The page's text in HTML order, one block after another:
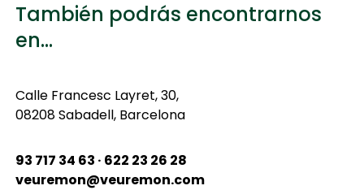
También podrás encontrarnos
en...
CalleFrancesc Layret, 30,
08208 Sabadell, Barcelona
93 717 34 63 · 622 23 26 28
veuremon@veuremon.com